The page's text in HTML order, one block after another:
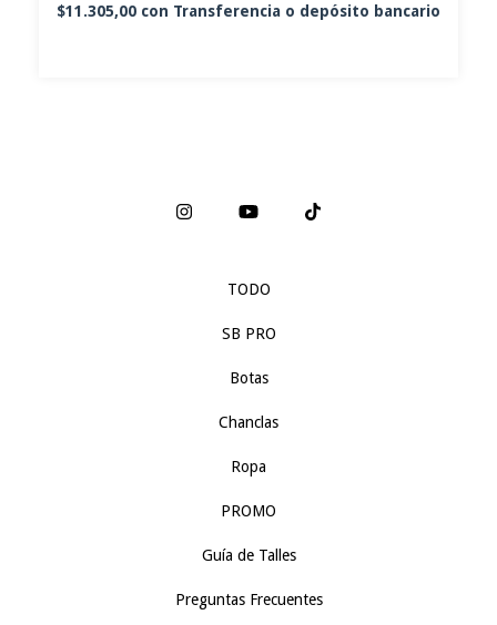
$11.305,00 con Transferencia o depósito bancario
TODO
SB PRO
Botas
Chanclas
Ropa
PROMO
Guía de Talles
Preguntas Frecuentes